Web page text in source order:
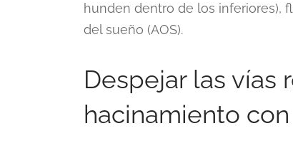
hunden dentro de los inferiores),
del sueño (AOS).
Despejar las vías
hacinamiento con